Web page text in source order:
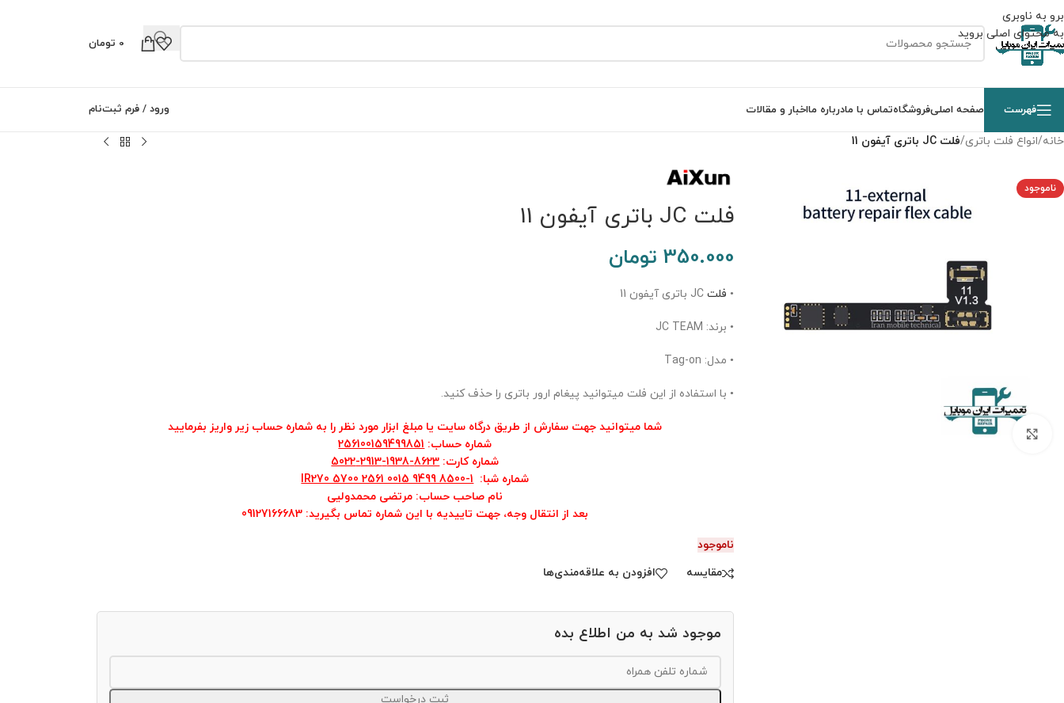
برو به ناوبری
به محتوای اصلی بروید
0 تومان
فهرست صفحه اصلیفروشگاهتماس با مادرباره مااخبار و مقالات ورود / فرم ثبت‌نام
خانه/انواع فلت باتری/فلت JC باتری آیفون 11
ناموجود
برای بزرگنمایی کلیک کنید.
فلت JC باتری آیفون 11
350.000 تومان
• فلت JC باتری آیفون 11
• برند: JC TEAM
• مدل: Tag-on
• با استفاده از این فلت میتوانید پیغام ارور باتری را حذف کنید.
شما میتوانید جهت سفارش از طریق درگاه سایت یا مبلغ ابزار مورد نظر را به شماره حساب زیر واریز بفرمایید
شماره حساب:
256100159499851
شماره کارت:
8623-1938-2913-5022
شماره شبا:
IR270 5700 2561 0015 9499 8500-1
نام صاحب حساب: مرتضی محمدولیی
بعد از انتقال وجه، جهت تاییدیه با این شماره تماس بگیرید: 09127166683
ناموجود
مقایسه
افزودن به علاقه‌مندی‌ها
موجود شد به من اطلاع بده
ثبت درخواست